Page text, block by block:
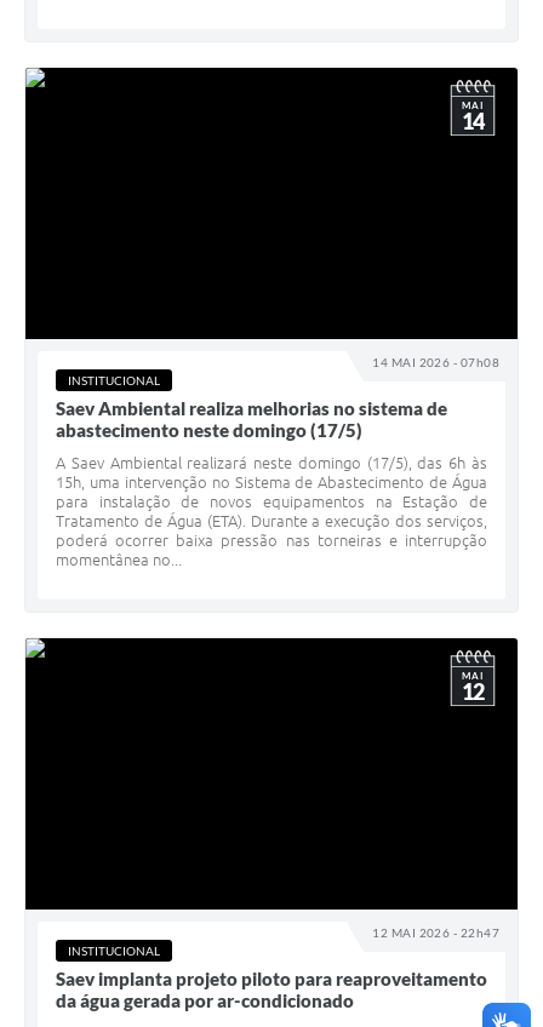
14 MAI 2026 - 07h08
MAI
14
INSTITUCIONAL
Saev Ambiental realiza melhorias no sistema de
abastecimento neste domingo (17/5)
A Saev Ambiental realizará neste domingo (17/5), das 6h às
15h, uma intervenção no Sistema de Abastecimento de Água
para instalação de novos equipamentos na Estação de
Tratamento de Água (ETA). Durante a execução dos serviços,
poderá ocorrer baixa pressão nas torneiras e interrupção
momentânea no...
12 MAI 2026 - 22h47
MAI
12
INSTITUCIONAL
Saev implanta projeto piloto para reaproveitamento
da água gerada por ar-condicionado